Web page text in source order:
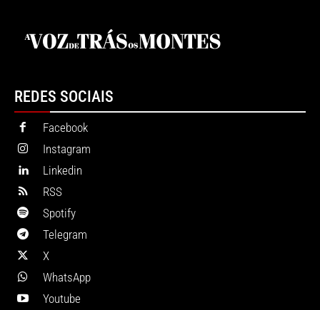
REDES SOCIAIS
Facebook
Instagram
Linkedin
RSS
Spotify
Telegram
X
WhatsApp
Youtube